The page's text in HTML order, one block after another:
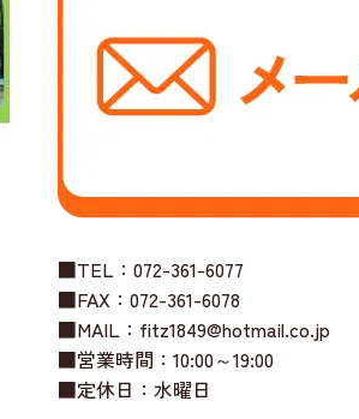
■TEL：072-361-6077
■FAX：072-361-6078
■MAIL：fitz1849@hotmail.co.jp
■営業時間：10:00～19:00
■定休日：水曜日